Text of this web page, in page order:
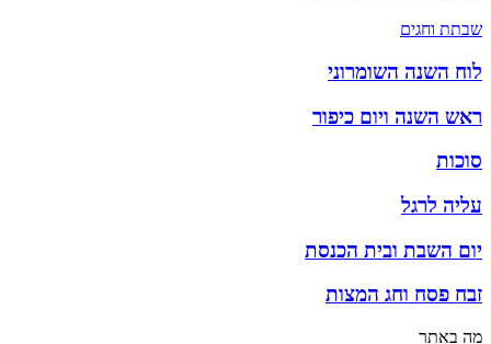
שבתת וחגים
לוח השנה השומרוני
ראש השנה ויום כיפור
סוכות
עליה לרגל
יום השבת ובית הכנסת
זבח פסח וחג המצות
מה באתר